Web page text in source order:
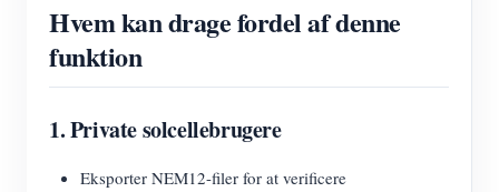
Hvem kan drage fordel af denne
funktion
1. Private solcellebrugere
Eksporter NEM12-filer for at verificere